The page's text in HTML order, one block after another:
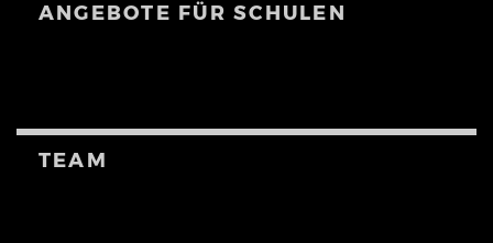
ANGEBOTE FÜR SCHULEN
TEAM